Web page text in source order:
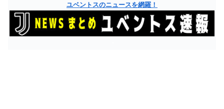
ユベントスのニュースを網羅！